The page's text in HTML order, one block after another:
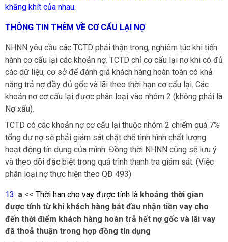
khăng khít của nhau.
THÔNG TIN THÊM VỀ CƠ CẤU LẠI NỢ
NHNN yêu cầu các TCTD phải thận trọng, nghiêm túc khi tiến
hành cơ cấu lại các khoản nợ. TCTD chỉ cơ cấu lại nợ khi có đủ
các dữ liệu, cơ sở để đánh giá khách hàng hoàn toàn có khả
năng trả nợ đầy đủ gốc và lãi theo thời hạn cơ cấu lại. Các
khoản nợ cơ cấu lại được phân loại vào nhóm 2 (không phải là
Nợ xấu).
TCTD có các khoản nợ cơ cấu lại thuộc nhóm 2 chiếm quá 7%
tổng dư nợ sẽ phải giám sát chặt chẽ tình hình chất lượng
hoạt động tín dụng của mình. Đồng thời NHNN cũng sẽ lưu ý
và theo dõi đặc biệt trong quá trình thanh tra giám sát. (Việc
phân loại nợ thực hiện theo QĐ 493)
13. a << Thời han cho vay được tính là khoảng thời gian
được tính từ khi khách hàng bắt đầu nhận tiền vay cho
đến thời điểm khách hàng hoàn trả hết nợ gốc và lãi vay
đã thoả thuận trong hợp đồng tín dụng